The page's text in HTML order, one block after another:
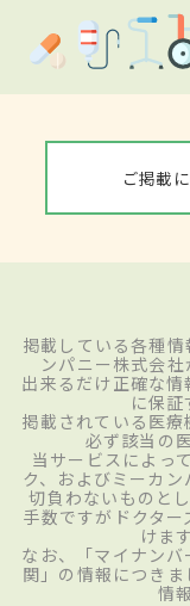
ご掲載
掲載している各種
ンパニー株式会社
出来るだけ正確な
に保証
掲載されている医
必ず該当の
当サービスによっ
ク、およびミーカ
切負わないものと
手数ですがドクタ
けま
なお、「マイナン
関」の情報につきま
情